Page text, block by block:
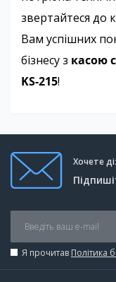
звертайтеся до
Вам успішних
бізнесу з касою
KS-215!
Хочете
Я прочитав Політика